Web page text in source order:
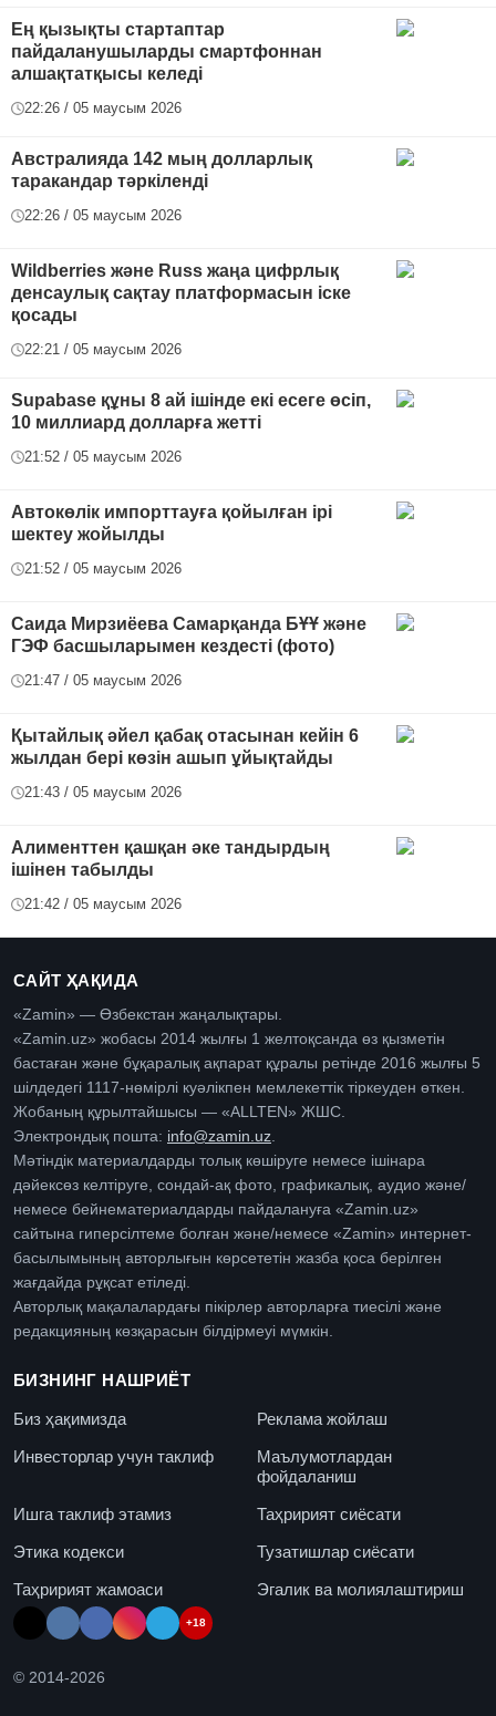
Ең қызықты стартаптар
пайдаланушыларды смартфоннан
алшақтатқысы келеді
22:26 / 05 маусым 2026
Австралияда 142 мың долларлық
таракандар тәркіленді
22:26 / 05 маусым 2026
Wildberries және Russ жаңа цифрлық
денсаулық сақтау платформасын іске
қосады
22:21 / 05 маусым 2026
Supabase құны 8 ай ішінде екі есеге өсіп,
10 миллиард долларға жетті
21:52 / 05 маусым 2026
Автокөлік импорттауға қойылған ірі
шектеу жойылды
21:52 / 05 маусым 2026
Саида Мирзиёева Самарқанда БҰҰ және
ГЭФ басшыларымен кездесті (фото)
21:47 / 05 маусым 2026
Қытайлық әйел қабақ отасынан кейін 6
жылдан бері көзін ашып ұйықтайды
21:43 / 05 маусым 2026
Алименттен қашқан әке тандырдың
ішінен табылды
21:42 / 05 маусым 2026
САЙТ ҲАҚИДА
«Zamin» — Өзбекстан жаңалықтары.
«Zamin.uz» жобасы 2014 жылғы 1 желтоқсанда өз қызметін
бастаған және бұқаралық ақпарат құралы ретінде 2016 жылғы 5
шілдедегі 1117-нөмірлі куәлікпен мемлекеттік тіркеуден өткен.
Жобаның құрылтайшысы — «ALLTEN» ЖШС.
Электрондық пошта: info@zamin.uz.
Мәтіндік материалдарды толық көшіруге немесе ішінара
дәйексөз келтіруге, сондай-ақ фото, графикалық, аудио және/
немесе бейнематериалдарды пайдалануға «Zamin.uz»
сайтына гиперсілтеме болған және/немесе «Zamin» интернет-
басылымының авторлығын көрсететін жазба қоса берілген
жағдайда рұқсат етіледі.
Авторлық мақалалардағы пікірлер авторларға тиесілі және
редакцияның көзқарасын білдірмеуі мүмкін.
БИЗНИНГ НАШРИЁТ
Биз ҳақимизда
Реклама жойлаш
Инвесторлар учун таклиф
Маълумотлардан
фойдаланиш
Ишга таклиф этамиз
Таҳририят сиёсати
Этика кодекси
Тузатишлар сиёсати
Таҳририят жамоаси
Эгалик ва молиялаштириш
+18
© 2014-2026